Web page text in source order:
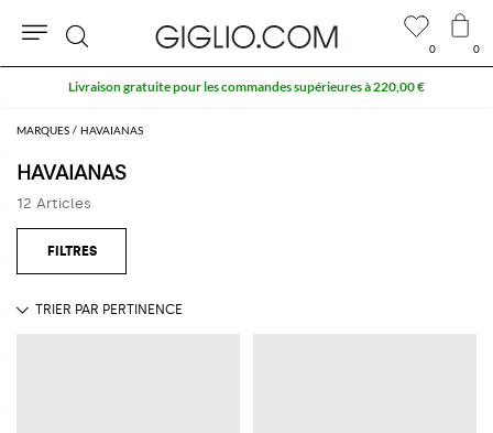
MARQUES HAVAIANAS
HAVAIANAS
12 Articles
0 0
Rechercher
Livraison gratuite pour les commandes supérieures à 220,00 €